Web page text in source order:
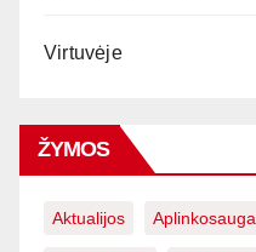
Virtuvėje
ŽYMOS
Aktualijos Aplinkosauga